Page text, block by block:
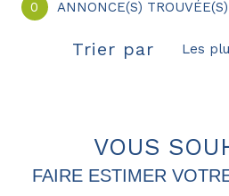
0 ANNONCE(S)
Trier par Les
VOUS
FAIRE ESTIMER